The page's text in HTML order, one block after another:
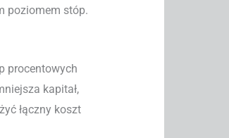
poziomem stóp.
procentowych
kapitał,
łączny koszt